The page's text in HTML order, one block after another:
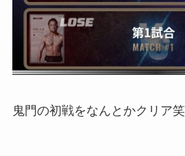
鬼門の初戦をなんとかクリア笑